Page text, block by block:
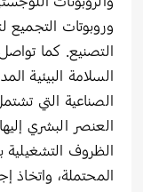
وروبوتات التجميع
التصنيع. كما
السلامة البيئية
الصناعية التي
العنصر البشري
الظروف التشغيلية
المحتملة، واتخاذ